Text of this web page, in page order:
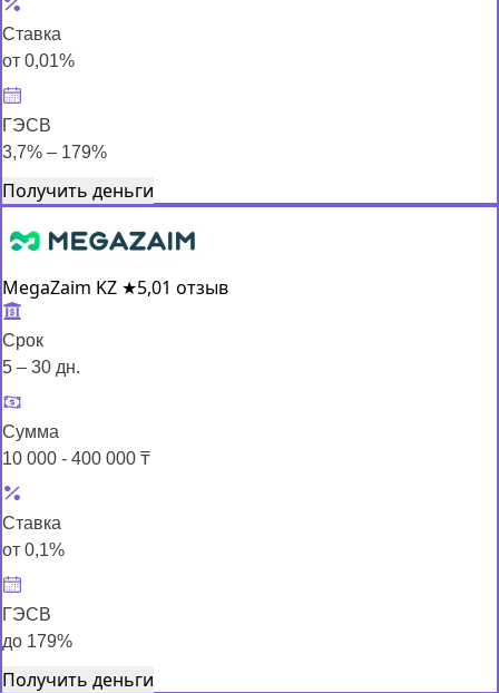
Ставка
от 0,01%
ГЭСВ
3,7% – 179%
Получить деньги
MegaZaim KZ ★5,01 отзыв
Срок
5 – 30 дн.
Сумма
10 000 - 400 000 ₸
Ставка
от 0,1%
ГЭСВ
до 179%
Получить деньги